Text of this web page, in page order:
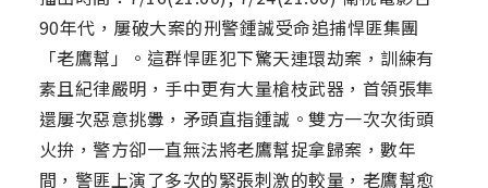
90年代，屢破大案的刑警鍾誠受命追捕悍匪集團
「老鷹幫」。這群悍匪犯下驚天連環劫案，訓練有
素且紀律嚴明，手中更有大量槍枝武器，首領張隼
還屢次惡意挑釁，矛頭直指鍾誠。雙方一次次街頭
火拚，警方卻一直無法將老鷹幫捉拿歸案，數年
間，警匪上演了多次的緊張刺激的較量，老鷹幫愈